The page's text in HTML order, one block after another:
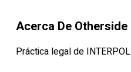
Acerca De Otherside
Práctica legal de INTERPOL